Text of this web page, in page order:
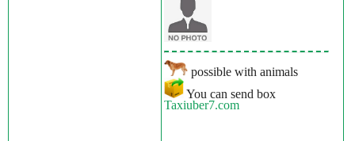
possible with animals
You can send box
Taxiuber7.com